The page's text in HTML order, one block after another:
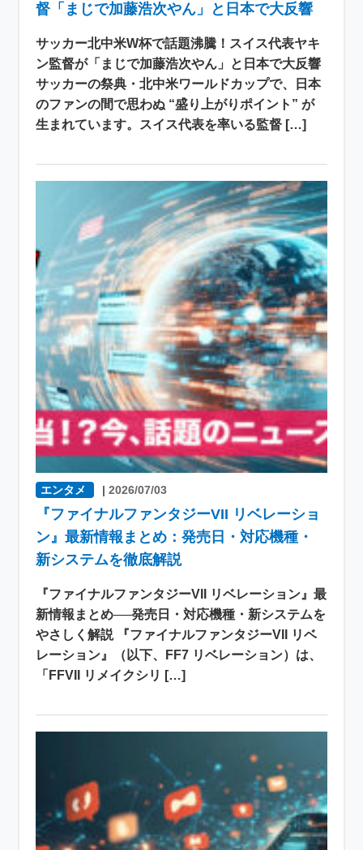
督「まじで加藤浩次やん」と日本で大反響
サッカー北中米W杯で話題沸騰！スイス代表ヤキ
ン監督が「まじで加藤浩次やん」と日本で大反響
サッカーの祭典・北中米ワールドカップで、日本
のファンの間で思わぬ “盛り上がりポイント” が
生まれています。スイス代表を率いる監督 […]
エンタメ |2026/07/03
『ファイナルファンタジーVII リベレーショ
ン』最新情報まとめ：発売日・対応機種・
新システムを徹底解説
『ファイナルファンタジーVII リベレーション』最
新情報まとめ──発売日・対応機種・新システムを
やさしく解説 『ファイナルファンタジーVII リベ
レーション』（以下、FF7 リベレーション）は、
「FFVII リメイクシリ […]